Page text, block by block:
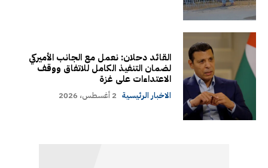
القائد دحلان: نعمل مع الجانب الأميركي
لضمان التنفيذ الكامل للاتفاق ووقف
الاعتداءات على غزة
الاخبار الرئيسية 2 أغسطس، 2026